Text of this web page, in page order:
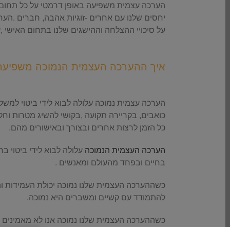
הערכה עצמית משפיעה באופן דרמטי על כל
יחסים שלנו עם אחרים -זוגיות אהבה, חברים
על סיכויי ההצלחה וההישגים שלנו בתחום
איך ההערכה העצמית הנמוכה
הערכה עצמית נמוכה עלולה לבוא לידי ביטוי
כואבים, בקריירה תקועה ,בקושי להשיג מטרות
כל הזמן לרצות אחרים ובצורך ובאישורים מהם.
הערכה העצמית הנמוכה עלולה לבוא לידי
בחיים ובפחד מהעולם ומאנשים .
כשההערכה העצמית שלנו נמוכה יכולת העמידות
להתמודד עם קשיים ומשברים היא נמוכה.
כשההערכה העצמית שלנו נמוכה אנו לא מאמינים